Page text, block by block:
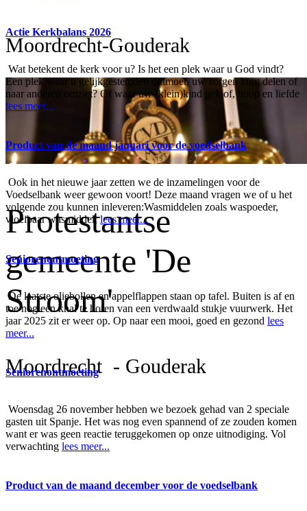
Moordrecht-Gouderak
Protestantse
gemeente 'De
Stroom'
Moordrecht - Gouderak
Actie Kerkbalans 2026
Wat betekent de kerk voor u? Is het een plek waar u God vindt?
Een plek waar u gelijkgestemden ontmoet, uw zorgen kunt delen of
naar anderen omziet? Of waar uw (klein)kind geloof, hoop en liefde
lees meer...
Product van de maand januari voor de voedselbank
Ook in het nieuwe jaar zetten we de inzamelingen voor de
Voedselbank weer gewoon voort! Deze maand vragen we of u het
volgende zou kunnen inleveren:Wasmiddelen zoals waspoeder,
vloeibaar wasmiddel,lees meer...
Seniorenontmoeting
De laatste oliebollen en appelflappen staan op tafel. Buiten is af en
toe nog een knal te horen van een verdwaald stukje vuurwerk. Het
jaar 2025 zit er weer op. Op naar een mooi, goed en gezond lees
meer...
Seniorenontmoeting
Woensdag 26 november hebben we bezoek gehad van 2 speciale
gasten uit Spanje. Het was nog even spannend of ze zouden komen
want er was geen reactie teruggekomen op onze uitnodiging. Vol
verwachting lees meer...
Product van de maand december voor de voedselbank